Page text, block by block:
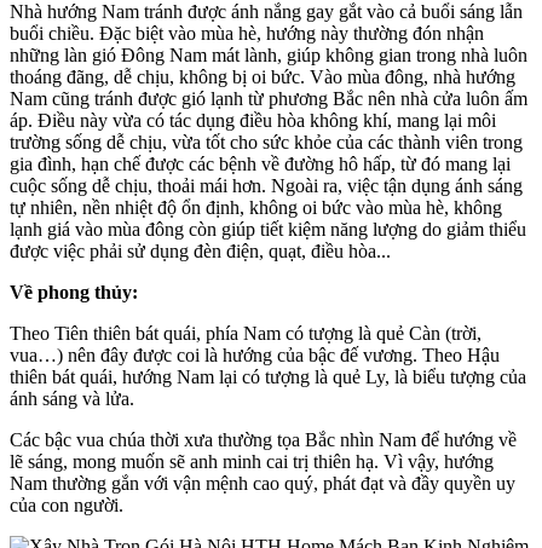
Nhà hướng Nam tránh được ánh nắng gay gắt vào cả buổi sáng lẫn
buổi chiều. Đặc biệt vào mùa hè, hướng này thường đón nhận
những làn gió Đông Nam mát lành, giúp không gian trong nhà luôn
thoáng đãng, dễ chịu, không bị oi bức. Vào mùa đông, nhà hướng
Nam cũng tránh được gió lạnh từ phương Bắc nên nhà cửa luôn ấm
áp. Điều này vừa có tác dụng điều hòa không khí, mang lại môi
trường sống dễ chịu, vừa tốt cho sức khỏe của các thành viên trong
gia đình, hạn chế được các bệnh về đường hô hấp, từ đó mang lại
cuộc sống dễ chịu, thoải mái hơn. Ngoài ra, việc tận dụng ánh sáng
tự nhiên, nền nhiệt độ ổn định, không oi bức vào mùa hè, không
lạnh giá vào mùa đông còn giúp tiết kiệm năng lượng do giảm thiểu
được việc phải sử dụng đèn điện, quạt, điều hòa...
Về phong thủy:
Theo Tiên thiên bát quái, phía Nam có tượng là quẻ Càn (trời,
vua…) nên đây được coi là hướng của bậc đế vương. Theo Hậu
thiên bát quái, hướng Nam lại có tượng là quẻ Ly, là biểu tượng của
ánh sáng và lửa.
Các bậc vua chúa thời xưa thường tọa Bắc nhìn Nam để hướng về
lẽ sáng, mong muốn sẽ anh minh cai trị thiên hạ. Vì vậy, hướng
Nam thường gắn với vận mệnh cao quý, phát đạt và đầy quyền uy
của con người.